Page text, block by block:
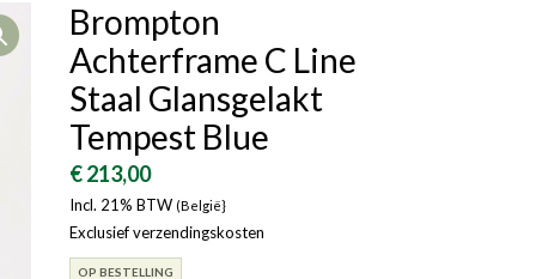
Slovenië
Denemarken Finland
Bulgarije Ierland
Open
Brompton
Achterframe C Line
Staal Glansgelakt
Tempest Blue
€ 213,00
Incl. 21% BTW (België}
Exclusief verzendingskosten
OP BESTELLING